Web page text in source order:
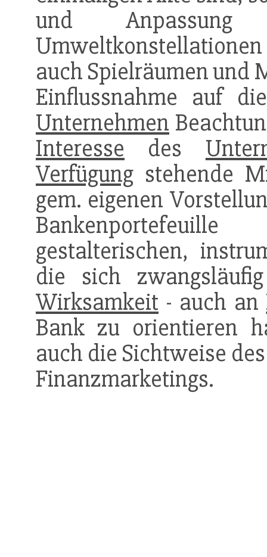
und
auch Spielräumen und
Einflussnahme auf
Unternehmen
Interesse des
Verfügung stehende
gem. eigenen
gestalterischen,
die sich
Wirksamkeit - auch an
Bank zu orientieren
auch die Sichtweise
Finanzmarketings.